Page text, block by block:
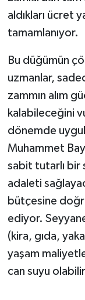
aldıkları ücret
tamamlanıyor.
Bu düğümün
uzmanlar,
zammın alım
kalabileceğini
dönemde
Muhammet
sabit tutarlı bir
adaleti
bütçesine
ediyor.
(kira, gıda,
yaşam
can suyu